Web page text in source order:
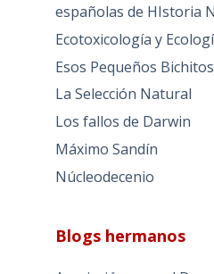
españolas de HIstoria
Ecotoxicología y
Esos Pequeños Bichitos
La Selección Natural
Los fallos de Darwin
Máximo Sandín
Núcleodecenio
Blogs hermanos